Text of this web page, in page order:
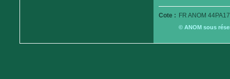
Cote : FR ANOM
© ANOM sous